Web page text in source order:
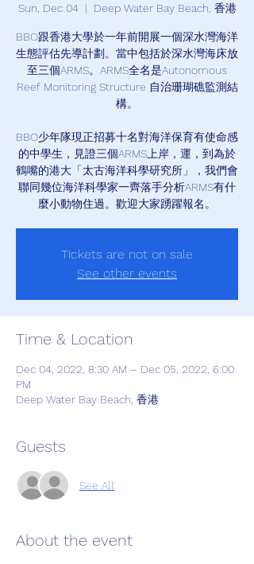
Sun, Dec 04
  |
Deep Water Bay Beach, 香港
BBO跟香港大學於一年前開展一個深水灣海洋
生態評估先導計劃。當中包括於深水灣海床放
至三個ARMS。ARMS全名是Autonomous
Reef Monitoring Structure 自治珊瑚礁監測結
構。
BBO少年隊現正招募十名對海洋保育有使命感
的中學生，見證三個ARMS上岸，運，到為於
鶴嘴的港大「太古海洋科學研究所」，我們會
聯同幾位海洋科學家一齊落手分析ARMS有什
麼小動物住過。歡迎大家踴躍報名。
Tickets are not on sale
See other events
Time & Location
Dec 04, 2022, 8:30 AM – Dec 05, 2022, 6:00
PM
Deep Water Bay Beach, 香港
Guests
See All
About the event